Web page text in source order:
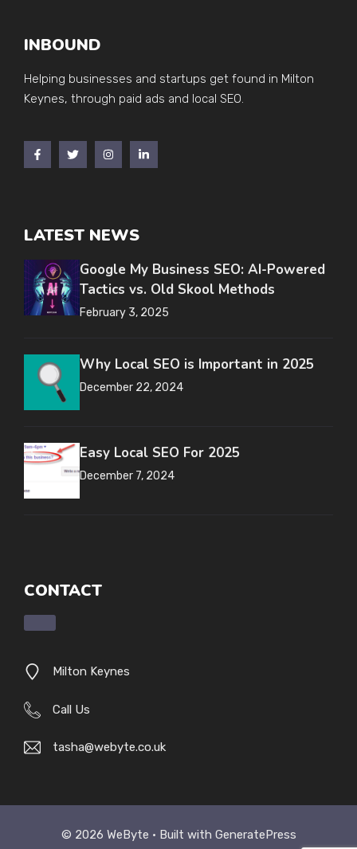
INBOUND
Helping businesses and startups get found in Milton
Keynes, through paid ads and local SEO.
LATEST NEWS
Google My Business SEO: AI-Powered
Tactics vs. Old Skool Methods
February 3, 2025
Why Local SEO is Important in 2025
December 22, 2024
Easy Local SEO For 2025
December 7, 2024
CONTACT
Milton Keynes
Call Us
tasha@webyte.co.uk
© 2026 WeByte • Built with GeneratePress